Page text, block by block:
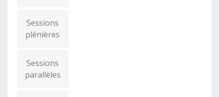
Sessions
plénières
Sessions
parallèles